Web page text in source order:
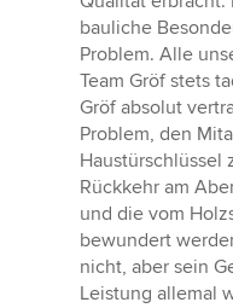
bauliche
Problem. Alle
Team Gröf stets
Gröf absolut
Problem, den
Haustürschlüssel
Rückkehr am
und die vom
bewundert
nicht, aber sein
Leistung allemal